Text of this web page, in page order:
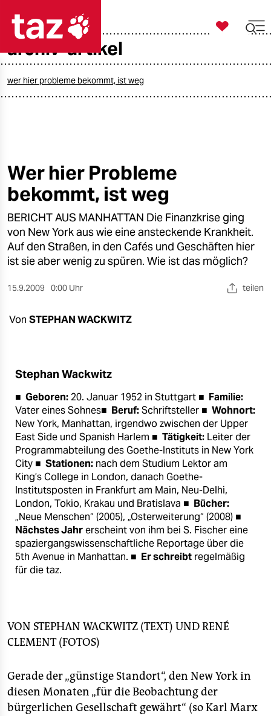
taz zahl ich
öko
gesellschaft
kultur
sport
wahrheit
verlag
veranstaltungen
shop
fragen & hilfe
unterstützen
abo
genossenschaft
epaper login

taz zahl ich
archiv-artikel
wer hier probleme bekommt, ist weg
Wer hier Probleme
bekommt, ist weg
BERICHT AUS MANHATTAN Die Finanzkrise ging
von New York aus wie eine ansteckende Krankheit.
Auf den Straßen, in den Cafés und Geschäften hier
ist sie aber wenig zu spüren. Wie ist das möglich?
15.9.2009 0:00 Uhr teilen
Von STEPHAN WACKWITZ
Stephan Wackwitz
■ Geboren: 20. Januar 1952 in Stuttgart ■ Familie:
Vater eines Sohnes■ Beruf:Schriftsteller ■ Wohnort:
New York, Manhattan, irgendwo zwischen der Upper
East Side und Spanish Harlem ■ Tätigkeit: Leiter der
Programmabteilung des Goethe-Instituts in New York
City ■ Stationen: nach dem Studium Lektor am
King’s College in London, danach Goethe-
Institutsposten in Frankfurt am Main, Neu-Delhi,
London, Tokio, Krakau und Bratislava ■ Bücher:
„Neue Menschen“ (2005), „Osterweiterung“ (2008) ■
Nächstes Jahrerscheint von ihm bei S. Fischer eine
spaziergangswissenschaftliche Reportage über die
5th Avenue in Manhattan. ■ Er schreibt regelmäßig
für die taz.
VON STEPHAN WACKWITZ (TEXT) UNDRENÉ
CLEMENT(FOTOS)
Gerade der „günstige Standort“, den New York in
diesen Monaten „für die Beobachtung der
bürgerlichen Gesellschaft gewährt“ (so Karl Marx